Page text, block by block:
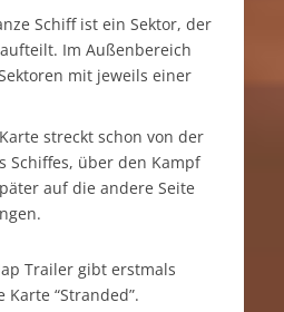
Schiff ist ein Sektor, der
Im Außenbereich
mit jeweils einer
streckt schon von der
Schiffes, über den Kampf
auf die andere Seite
Trailer gibt erstmals
“Stranded”.